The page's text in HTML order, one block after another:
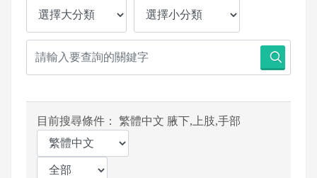
目前搜尋條件： 繁體中文 腋下,上肢,手部